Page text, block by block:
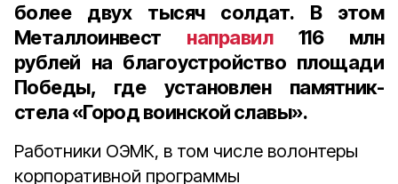
более двух тысяч солдат. В этом
Металлоинвест направил
116 млн
рублей на благоустройство площади
Победы, где установлен памятник-
стела «Город воинской славы».
Работники ОЭМК, в том числе волонтеры
корпоративной программы